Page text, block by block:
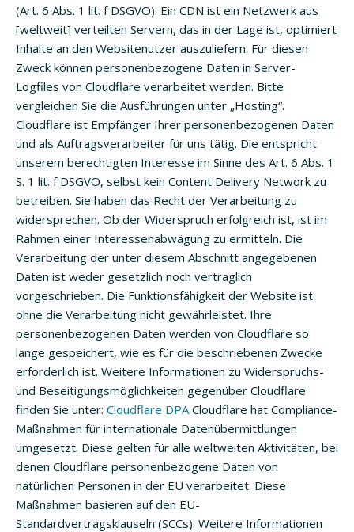
(Art. 6 Abs. 1 lit. f DSGVO). Ein CDN ist ein Netzwerk aus
[weltweit] verteilten Servern, das in der Lage ist, optimiert
Inhalte an den Websitenutzer auszuliefern. Für diesen
Zweck können personenbezogene Daten in Server-
Logfiles von Cloudflare verarbeitet werden. Bitte
vergleichen Sie die Ausführungen unter „Hosting“.
Cloudflare ist Empfänger Ihrer personenbezogenen Daten
und als Auftragsverarbeiter für uns tätig. Die entspricht
unserem berechtigten Interesse im Sinne des Art. 6 Abs. 1
S. 1 lit. f DSGVO, selbst kein Content Delivery Network zu
betreiben. Sie haben das Recht der Verarbeitung zu
widersprechen. Ob der Widerspruch erfolgreich ist, ist im
Rahmen einer Interessenabwägung zu ermitteln. Die
Verarbeitung der unter diesem Abschnitt angegebenen
Daten ist weder gesetzlich noch vertraglich
vorgeschrieben. Die Funktionsfähigkeit der Website ist
ohne die Verarbeitung nicht gewährleistet. Ihre
personenbezogenen Daten werden von Cloudflare so
lange gespeichert, wie es für die beschriebenen Zwecke
erforderlich ist. Weitere Informationen zu Widerspruchs-
und Beseitigungsmöglichkeiten gegenüber Cloudflare
finden Sie unter: Cloudflare DPA Cloudflare hat Compliance-
Maßnahmen für internationale Datenübermittlungen
umgesetzt. Diese gelten für alle weltweiten Aktivitäten, bei
denen Cloudflare personenbezogene Daten von
natürlichen Personen in der EU verarbeitet. Diese
Maßnahmen basieren auf den EU-
Standardvertragsklauseln (SCCs). Weitere Informationen